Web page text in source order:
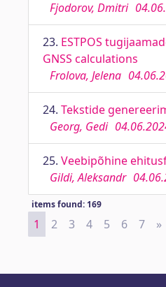
Fjodorov, Dmitri
23. ESTPOS
GNSS calculations
Frolova, Jelena
24. Tekstide
Georg, Gedi
25. Veebipõhine
Gildi, Aleksandr
items found: 169
1 2 3 4 5 6 7 »